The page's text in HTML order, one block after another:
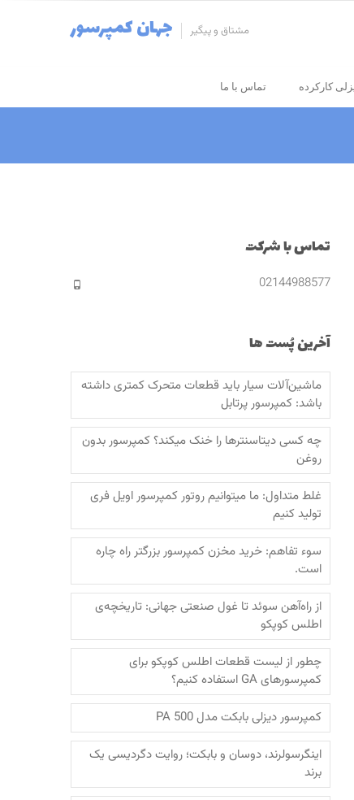
جهان کمپرسور مشتاق و پیگیر
کارکرده تماس با ما
تماس با شرکت
02144988577
آخرین پُست ها
ماشین‌آلات سیار باید قطعات متحرک کمتری داشته
باشد: کمپرسور پرتابل
چه کسی دیتاسنترها را خنک میکند؟ کمپرسور بدون
روغن
غلط متداول: ما میتوانیم روتور کمپرسور اویل فری
تولید کنیم
سوء تفاهم: خرید مخزن کمپرسور بزرگتر راه چاره
است.
از راه‌آهن سوئد تا غول صنعتی جهانی: تاریخچه‌ی
اطلس کوپکو
چطور از لیست قطعات اطلس کوپکو برای
کمپرسورهای GA استفاده کنیم؟
کمپرسور دیزلی بابکت مدل PA 500
اینگرسولرند، دوسان و بابکت؛‌ روایت دگردیسی یک
برند